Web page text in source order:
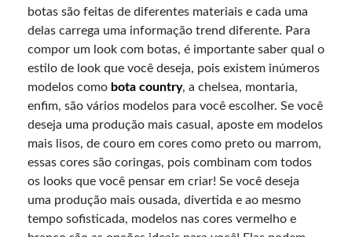
botas são feitas de diferentes materiais e cada uma
delas carrega uma informação trend diferente. Para
compor um look com botas, é importante saber qual o
estilo de look que você deseja, pois existem inúmeros
modelos como bota country, a chelsea, montaria,
enfim, são vários modelos para você escolher. Se você
deseja uma produção mais casual, aposte em modelos
mais lisos, de couro em cores como preto ou marrom,
essas cores são coringas, pois combinam com todos
os looks que você pensar em criar! Se você deseja
uma produção mais ousada, divertida e ao mesmo
tempo sofisticada, modelos nas cores vermelho e